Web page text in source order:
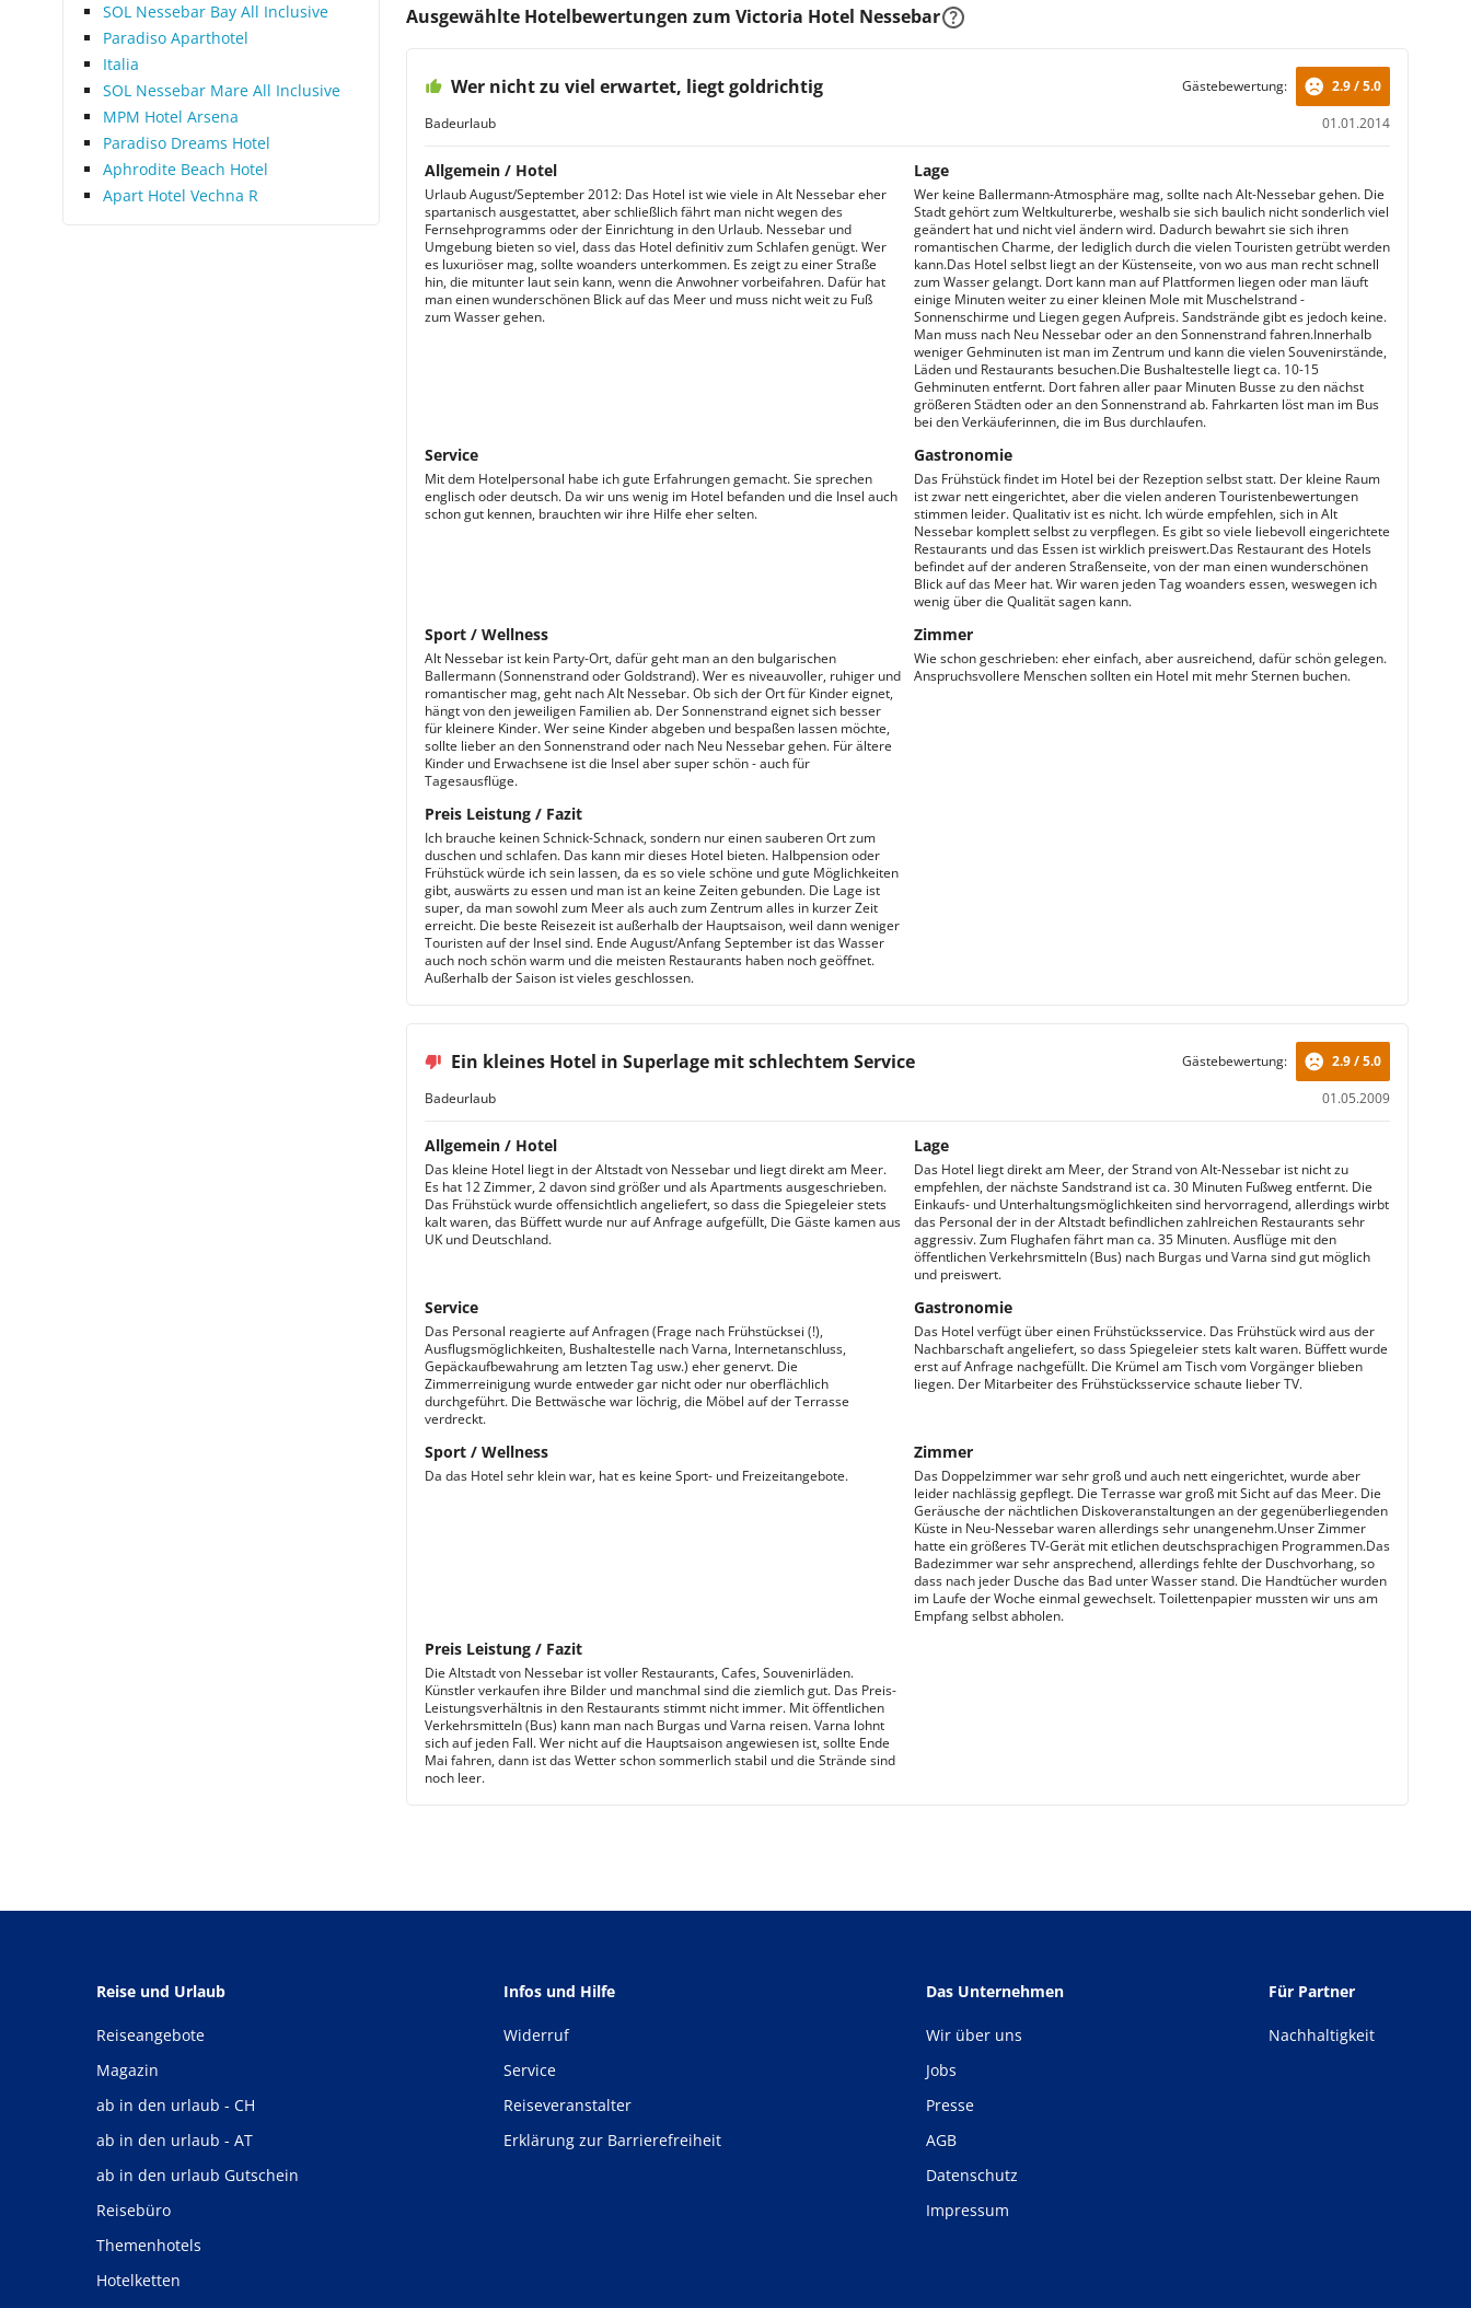
SOL Nessebar Bay All Inclusive
Paradiso Aparthotel
Italia
SOL Nessebar Mare All Inclusive
MPM Hotel Arsena
Paradiso Dreams Hotel
Aphrodite Beach Hotel
Apart Hotel Vechna R
Ausgewählte Hotelbewertungen zum Victoria Hotel Nessebar
Wer nicht zu viel erwartet, liegt goldrichtig
Badeurlaub 01.01.2014
Gästebewertung: 2.9 / 5.0
Allgemein / Hotel
Urlaub August/September 2012: Das Hotel ist wie viele in Alt Nessebar eher
spartanisch ausgestattet, aber schließlich fährt man nicht wegen des
Fernsehprogramms oder der Einrichtung in den Urlaub. Nessebar und
Umgebung bieten so viel, dass das Hotel definitiv zum Schlafen genügt. Wer
es luxuriöser mag, sollte woanders unterkommen. Es zeigt zu einer Straße
hin, die mitunter laut sein kann, wenn die Anwohner vorbeifahren. Dafür hat
man einen wunderschönen Blick auf das Meer und muss nicht weit zu Fuß
zum Wasser gehen.
Lage
Wer keine Ballermann-Atmosphäre mag, sollte nach Alt-Nessebar gehen. Die
Stadt gehört zum Weltkulturerbe, weshalb sie sich baulich nicht sonderlich viel
geändert hat und nicht viel ändern wird. Dadurch bewahrt sie sich ihren
romantischen Charme, der lediglich durch die vielen Touristen getrübt werden
kann.Das Hotel selbst liegt an der Küstenseite, von wo aus man recht schnell
zum Wasser gelangt. Dort kann man auf Plattformen liegen oder man läuft
einige Minuten weiter zu einer kleinen Mole mit Muschelstrand -
Sonnenschirme und Liegen gegen Aufpreis. Sandstrände gibt es jedoch keine.
Man muss nach Neu Nessebar oder an den Sonnenstrand fahren.Innerhalb
weniger Gehminuten ist man im Zentrum und kann die vielen Souvenirstände,
Läden und Restaurants besuchen.Die Bushaltestelle liegt ca. 10-15
Gehminuten entfernt. Dort fahren aller paar Minuten Busse zu den nächst
größeren Städten oder an den Sonnenstrand ab. Fahrkarten löst man im Bus
bei den Verkäuferinnen, die im Bus durchlaufen.
Service
Mit dem Hotelpersonal habe ich gute Erfahrungen gemacht. Sie sprechen
englisch oder deutsch. Da wir uns wenig im Hotel befanden und die Insel auch
schon gut kennen, brauchten wir ihre Hilfe eher selten.
Gastronomie
Das Frühstück findet im Hotel bei der Rezeption selbst statt. Der kleine Raum
ist zwar nett eingerichtet, aber die vielen anderen Touristenbewertungen
stimmen leider. Qualitativ ist es nicht. Ich würde empfehlen, sich in Alt
Nessebar komplett selbst zu verpflegen. Es gibt so viele liebevoll eingerichtete
Restaurants und das Essen ist wirklich preiswert.Das Restaurant des Hotels
befindet auf der anderen Straßenseite, von der man einen wunderschönen
Blick auf das Meer hat. Wir waren jeden Tag woanders essen, weswegen ich
wenig über die Qualität sagen kann.
Sport / Wellness
Alt Nessebar ist kein Party-Ort, dafür geht man an den bulgarischen
Ballermann (Sonnenstrand oder Goldstrand). Wer es niveauvoller, ruhiger und
romantischer mag, geht nach Alt Nessebar. Ob sich der Ort für Kinder eignet,
hängt von den jeweiligen Familien ab. Der Sonnenstrand eignet sich besser
für kleinere Kinder. Wer seine Kinder abgeben und bespaßen lassen möchte,
sollte lieber an den Sonnenstrand oder nach Neu Nessebar gehen. Für ältere
Kinder und Erwachsene ist die Insel aber super schön - auch für
Tagesausflüge.
Zimmer
Wie schon geschrieben: eher einfach, aber ausreichend, dafür schön gelegen.
Anspruchsvollere Menschen sollten ein Hotel mit mehr Sternen buchen.
Preis Leistung / Fazit
Ich brauche keinen Schnick-Schnack, sondern nur einen sauberen Ort zum
duschen und schlafen. Das kann mir dieses Hotel bieten. Halbpension oder
Frühstück würde ich sein lassen, da es so viele schöne und gute Möglichkeiten
gibt, auswärts zu essen und man ist an keine Zeiten gebunden. Die Lage ist
super, da man sowohl zum Meer als auch zum Zentrum alles in kurzer Zeit
erreicht. Die beste Reisezeit ist außerhalb der Hauptsaison, weil dann weniger
Touristen auf der Insel sind. Ende August/Anfang September ist das Wasser
auch noch schön warm und die meisten Restaurants haben noch geöffnet.
Außerhalb der Saison ist vieles geschlossen.
Ein kleines Hotel in Superlage mit schlechtem Service
Badeurlaub 01.05.2009
Gästebewertung: 2.9 / 5.0
Allgemein / Hotel
Das kleine Hotel liegt in der Altstadt von Nessebar und liegt direkt am Meer.
Es hat 12 Zimmer, 2 davon sind größer und als Apartments ausgeschrieben.
Das Frühstück wurde offensichtlich angeliefert, so dass die Spiegeleier stets
kalt waren, das Büffett wurde nur auf Anfrage aufgefüllt, Die Gäste kamen aus
UK und Deutschland.
Lage
Das Hotel liegt direkt am Meer, der Strand von Alt-Nessebar ist nicht zu
empfehlen, der nächste Sandstrand ist ca. 30 Minuten Fußweg entfernt. Die
Einkaufs- und Unterhaltungsmöglichkeiten sind hervorragend, allerdings wirbt
das Personal der in der Altstadt befindlichen zahlreichen Restaurants sehr
aggressiv. Zum Flughafen fährt man ca. 35 Minuten. Ausflüge mit den
öffentlichen Verkehrsmitteln (Bus) nach Burgas und Varna sind gut möglich
und preiswert.
Service
Das Personal reagierte auf Anfragen (Frage nach Frühstücksei (!),
Ausflugsmöglichkeiten, Bushaltestelle nach Varna, Internetanschluss,
Gepäckaufbewahrung am letzten Tag usw.) eher genervt. Die
Zimmerreinigung wurde entweder gar nicht oder nur oberflächlich
durchgeführt. Die Bettwäsche war löchrig, die Möbel auf der Terrasse
verdreckt.
Gastronomie
Das Hotel verfügt über einen Frühstücksservice. Das Frühstück wird aus der
Nachbarschaft angeliefert, so dass Spiegeleier stets kalt waren. Büffett wurde
erst auf Anfrage nachgefüllt. Die Krümel am Tisch vom Vorgänger blieben
liegen. Der Mitarbeiter des Frühstücksservice schaute lieber TV.
Sport / Wellness
Da das Hotel sehr klein war, hat es keine Sport- und Freizeitangebote.
Zimmer
Das Doppelzimmer war sehr groß und auch nett eingerichtet, wurde aber
leider nachlässig gepflegt. Die Terrasse war groß mit Sicht auf das Meer. Die
Geräusche der nächtlichen Diskoveranstaltungen an der gegenüberliegenden
Küste in Neu-Nessebar waren allerdings sehr unangenehm.Unser Zimmer
hatte ein größeres TV-Gerät mit etlichen deutschsprachigen Programmen.Das
Badezimmer war sehr ansprechend, allerdings fehlte der Duschvorhang, so
dass nach jeder Dusche das Bad unter Wasser stand. Die Handtücher wurden
im Laufe der Woche einmal gewechselt. Toilettenpapier mussten wir uns am
Empfang selbst abholen.
Preis Leistung / Fazit
Die Altstadt von Nessebar ist voller Restaurants, Cafes, Souvenirläden.
Künstler verkaufen ihre Bilder und manchmal sind die ziemlich gut. Das Preis-
Leistungsverhältnis in den Restaurants stimmt nicht immer. Mit öffentlichen
Verkehrsmitteln (Bus) kann man nach Burgas und Varna reisen. Varna lohnt
sich auf jeden Fall. Wer nicht auf die Hauptsaison angewiesen ist, sollte Ende
Mai fahren, dann ist das Wetter schon sommerlich stabil und die Strände sind
noch leer.
Reise und Urlaub
Reiseangebote
Magazin
ab in den urlaub - CH
ab in den urlaub - AT
ab in den urlaub Gutschein
Reisebüro
Themenhotels
Hotelketten
Infos und Hilfe
Widerruf
Service
Reiseveranstalter
Erklärung zur Barrierefreiheit
Das Unternehmen
Wir über uns
Jobs
Presse
AGB
Datenschutz
Impressum
Für Partner
Nachhaltigkeit